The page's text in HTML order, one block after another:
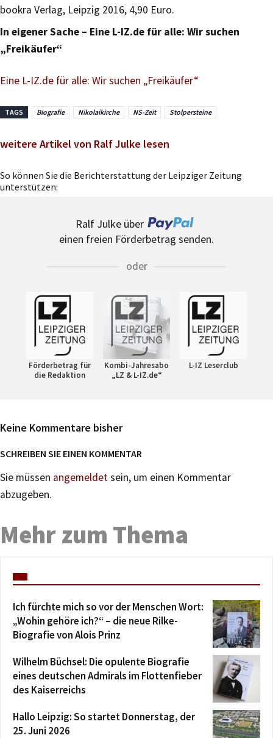
bookra Verlag, Leipzig 2016, 4,90 Euro.
In eigener Sache – Eine L-IZ.de für alle: Wir suchen
„Freikäufer“
Eine L-IZ.de für alle: Wir suchen „Freikäufer“
TAGS Biografie Nikolaikirche NS-Zeit Stolpersteine
weitere Artikel von Ralf Julke lesen
So können Sie die Berichterstattung der Leipziger Zeitung
unterstützen:
Ralf Julke über
einen freien Förderbetrag senden.
oder
Förderbetrag für
die Redaktion
Kombi-Jahresabo
„LZ & L-IZ.de“
L-IZ Leserclub
Keine Kommentare bisher
SCHREIBEN SIE EINEN KOMMENTAR
Sie müssen angemeldetsein, um einen Kommentar
abzugeben.
Mehr zum Thema
Ich fürchte mich so vor der Menschen Wort:
„Wohin gehöre ich?“ – die neue Rilke-
Biografie von Alois Prinz
Wilhelm Büchsel: Die opulente Biografie
eines deutschen Admirals im Flottenfieber
des Kaiserreichs
Hallo Leipzig: So startet Donnerstag, der
25. Juni 2026